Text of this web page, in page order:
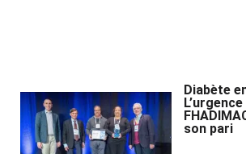
Diabète
son pari